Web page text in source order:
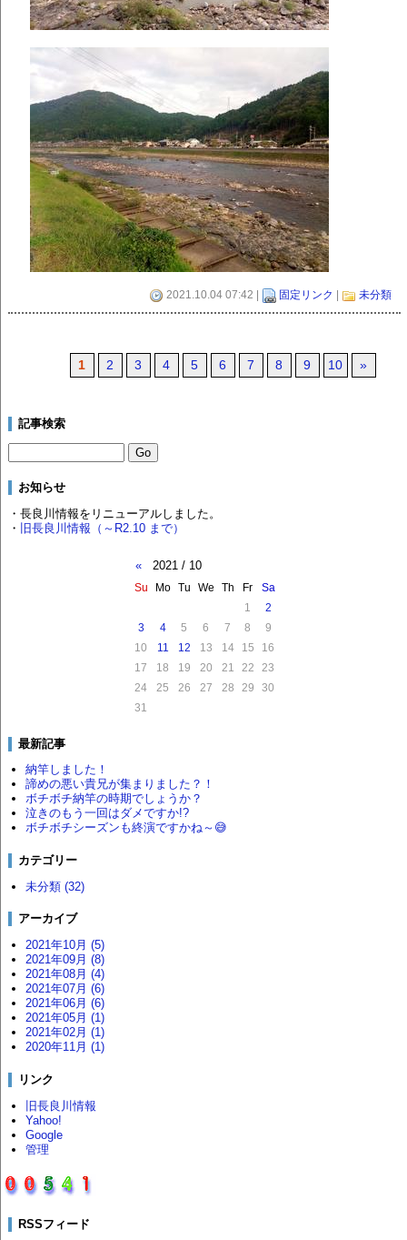
2021.10.04 07:42 | 固定リンク 未分類
1 2 3 4 5 6 7 8 9 10 »
記事検索
お知らせ
・長良川情報をリニューアルしました。
・ 旧長良川情報（～R2.10 まで）
« 2021 / 10
Su Mo Tu We Th Fr
Sa
1
2
3
4 5 6 7 8
9
10
11 12 13 14 15
16
17
18 19 20 21 22
23
24
25 26 27 28 29
30
31
最新記事
納竿しました！
諦めの悪い貴兄が集まりました？！
ボチボチ納竿の時期でしょうか？
泣きのもう一回はダメですか!?
ボチボチシーズンも終演ですかね～😅
カテゴリー
未分類 (32)
アーカイブ
2021年10月 (5)
2021年09月 (8)
2021年08月 (4)
2021年07月 (6)
2021年06月 (6)
2021年05月 (1)
2021年02月 (1)
2020年11月 (1)
リンク
旧長良川情報
Yahoo!
Google
管理
RSSフィード